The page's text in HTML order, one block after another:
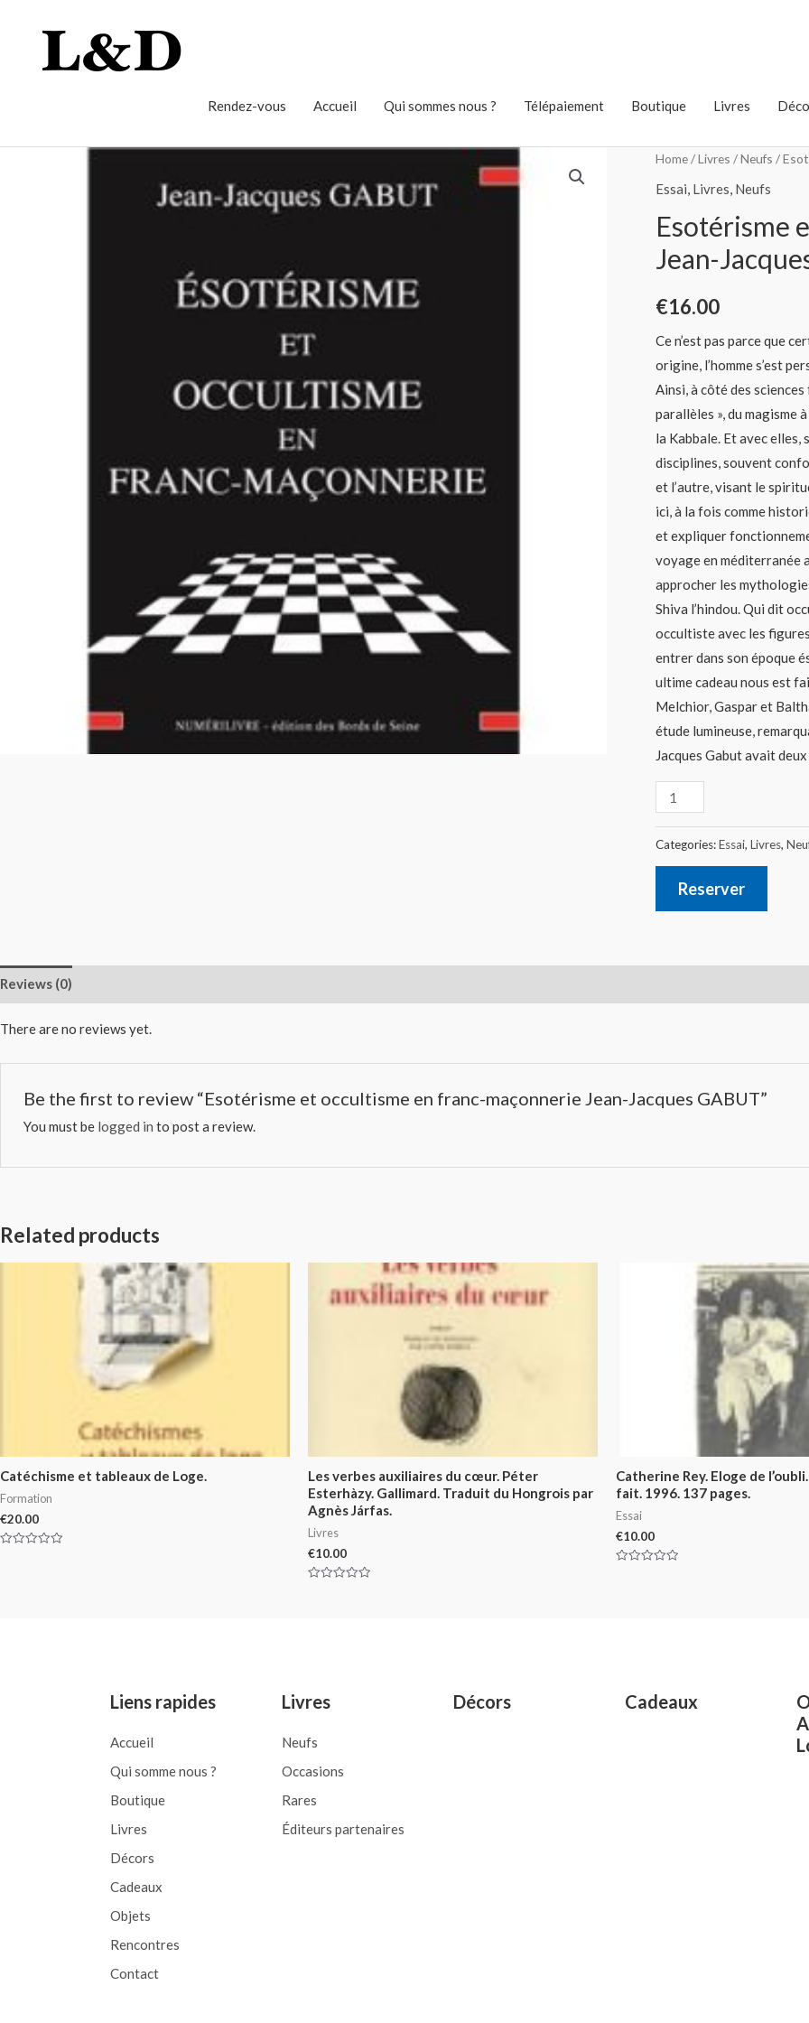
Rendez-vous Accueil Qui sommes nous ? Télépaiement Boutique Livres
Home/Livres /Neufs /
Essai, Livres, Neufs
Esotérisme
Jean-
€16.00
Ce n’est pas parce que
origine, l’homme s’est
Ainsi, à côté des
parallèles », du magisme
la Kabbale. Et avec elles,
disciplines, souvent
et l’autre, visant le
ici, à la fois comme
et expliquer
voyage en méditerranée
approcher les
Shiva l’hindou. Qui dit
occultiste avec les
entrer dans son époque
ultime cadeau nous est
Melchior, Gaspar et
étude lumineuse,
Jacques Gabut avait
Categories:Essai, Livres,
Reserver
Reviews (0)
There are no reviews yet.
Be the first to review “Esotérisme et occultisme en franc-maçonnerie Jean-Jacques GABUT”
You must be logged in to post a review.
Related products
Catéchisme et tableaux de Loge.
Formation
€20.00
Les verbes auxiliaires du cœur. Péter
Esterhàzy. Gallimard. Traduit du Hongrois par
Agnès Járfas.
Livres
€10.00
Catherine Rey. Eloge de
fait. 1996. 137 pages.
Essai
€10.00
Liens rapides
Accueil
Qui somme nous ?
Boutique
Livres
Décors
Cadeaux
Objets
Rencontres
Contact
Livres
Neufs
Occasions
Rares
Éditeurs partenaires
Décors Cadeaux